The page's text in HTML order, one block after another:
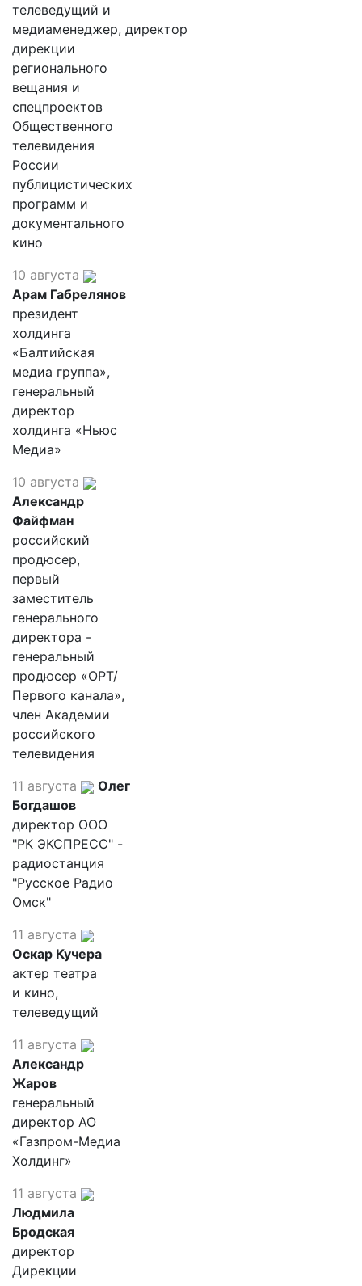
телеведущий и
медиаменеджер, директор
дирекции
регионального
вещания и
спецпроектов
Общественного
телевидения
России
публицистических
программ и
документального
кино
10 августа
Арам Габрелянов
президент
холдинга
«Балтийская
медиа группа»,
генеральный
директор
холдинга «Ньюс
Медиа»
10 августа
Александр
Файфман
российский
продюсер,
первый
заместитель
генерального
директора -
генеральный
продюсер «ОРТ/
Первого канала»,
член Академии
российского
телевидения
11 августа
Олег
Богдашов
директор ООО
"РК ЭКСПРЕСС" -
радиостанция
"Русское Радио
Омск"
11 августа
Оскар Кучера
актер театра
и кино,
телеведущий
11 августа
Александр
Жаров
генеральный
директор АО
«Газпром-Медиа
Холдинг»
11 августа
Людмила
Бродская
директор
Дирекции